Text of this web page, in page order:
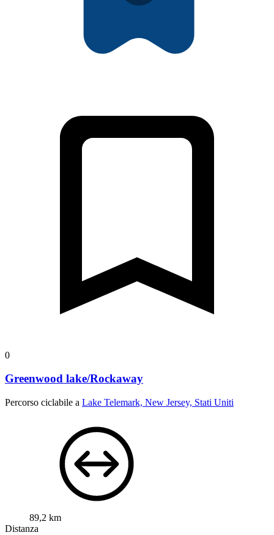
0
Greenwood lake/Rockaway
Percorso ciclabile a Lake Telemark, New Jersey, Stati Uniti
89,2 km
Distanza